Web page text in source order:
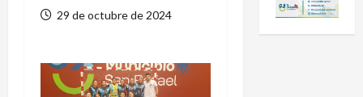
29 de octubre de 2024